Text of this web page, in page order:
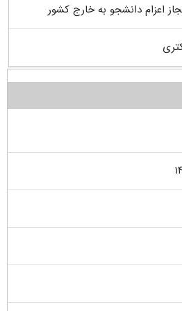
اعزام دانشجو به خارج کشور